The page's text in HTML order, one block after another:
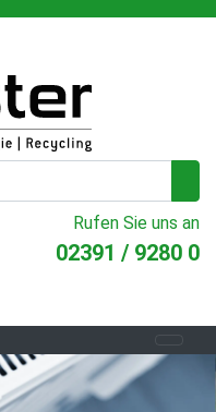
Rufen Sie uns an
02391 / 9280 0